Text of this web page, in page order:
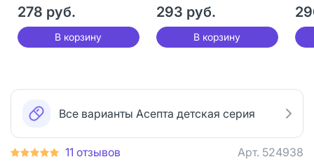
278 руб.
В корзину
293 руб.
В корзину
Все варианты Асепта детская серия
11 отзывов Арт. 524938